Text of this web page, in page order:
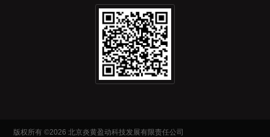
版权所有 ©2026 北京炎黄盈动科技发展有限责任公司